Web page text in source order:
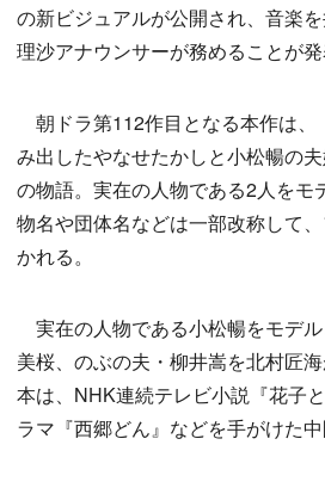
の新ビジュアルが公開され、音楽
理沙アナウンサーが務めることが発
朝ドラ第112作目となる本作は、
み出したやなせたかしと小松暢の
の物語。実在の人物である2人をモ
物名や団体名などは一部改称して
かれる。
実在の人物である小松暢をモデ
美桜、のぶの夫・柳井嵩を北村匠
本は、NHK連続テレビ小説『花子
ラマ『西郷どん』などを手がけた中